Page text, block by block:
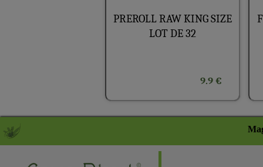
PREROLL RAW KING SIZE
LOT DE 32
9.9 €